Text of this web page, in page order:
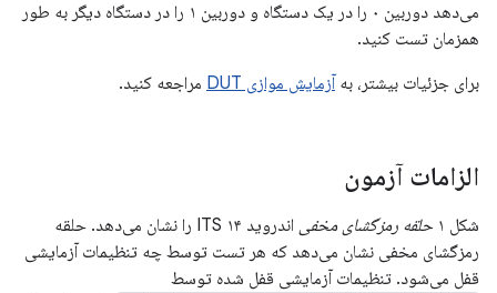
می‌دهد دوربین ۰ را در یک دستگاه و دوربین ۱ را در دستگاه دیگر به طور
همزمان تست کنید.
برای جزئیات بیشتر، به آزمایش موازی DUT مراجعه کنید.
الزامات آزمون
شکل ۱ حلقه رمزگشای مخفی
اندروید ۱۴ ITS را نشان می‌دهد. حلقه
رمزگشای مخفی نشان می‌دهد که هر تست توسط چه تنظیمات آزمایشی
قفل می‌شود. تنظیمات آزمایشی قفل شده توسط